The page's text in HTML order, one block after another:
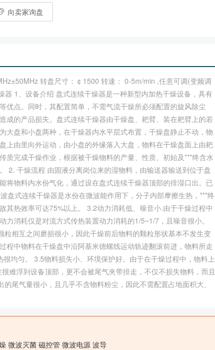
向卖家询盘
转盘尺寸：￠1500 转速： 0-5m/min ,任意可调(变频调
1、设备介绍 盘式连续干燥器是一种新型内加热干燥设备，具有
点。同时，其配置简单，不需气流干燥所必须配置的旋风除尘
的产品损失。盘式连续干燥器由干燥盘、耙臂、装在耙臂上的若
盘和小盘两种，在干燥器内水平层式布置，干燥盘静止不动，物
由里向外运动，由小盘的外缘落入大盘，物料在干燥盘面上由耙
完成干燥作业，根据被干燥物料的产量、性质、初始及***终含水
2. 干燥流程 由固液分离岗位来的湿物料，由输送器输送到位于盘
物料内水份气化，通过设在盘式连续干燥器顶部的排湿口出。已
式连续干燥器是水份在微波能作用下，分子内部摩擦生热，***终
热效率可达75%以上。 3.2动力消耗低、噪音小.由于干燥过程中
消耗仅是对流方式传热装置动力消耗的1/5~1/7，且噪音很小。
相互之间磨损很小，因此干燥前后物料的颗粒形状基本不发生变
中物料在干燥盘中沿阿基米德螺线运动轨迹翻滚前进，物料所走
均匀。 3.5物料损失小、环境保护好。由于在干燥过程中，物料上
难浮到设备顶部，更不会被尾气夹带排走，不仅不损失物料，而且
尾气量很小，且几乎不含物料粉尘，因此不需配置占地面积大、
微波灭菌 磁控管 微波电源 波导